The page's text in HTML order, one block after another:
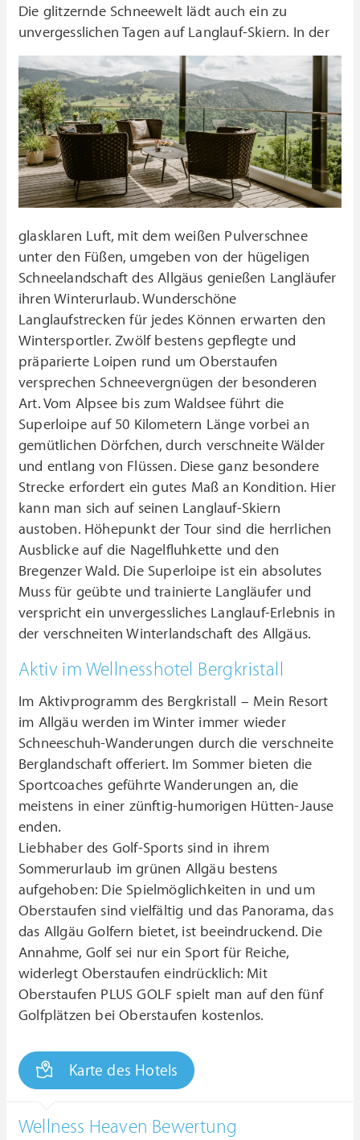
Die glitzernde Schneewelt lädt auch ein zu
unvergesslichen Tagen auf Langlauf-Skiern. In der
glasklaren Luft, mit dem weißen Pulverschnee
unter den Füßen, umgeben von der hügeligen
Schneelandschaft des Allgäus genießen Langläufer
ihren Winterurlaub. Wunderschöne
Langlaufstrecken für jedes Können erwarten den
Wintersportler. Zwölf bestens gepflegte und
präparierte Loipen rund um Oberstaufen
versprechen Schneevergnügen der besonderen
Art. Vom Alpsee bis zum Waldsee führt die
Superloipe auf 50 Kilometern Länge vorbei an
gemütlichen Dörfchen, durch verschneite Wälder
und entlang von Flüssen. Diese ganz besondere
Strecke erfordert ein gutes Maß an Kondition. Hier
kann man sich auf seinen Langlauf-Skiern
austoben. Höhepunkt der Tour sind die herrlichen
Ausblicke auf die Nagelfluhkette und den
Bregenzer Wald. Die Superloipe ist ein absolutes
Muss für geübte und trainierte Langläufer und
verspricht ein unvergessliches Langlauf-Erlebnis in
der verschneiten Winterlandschaft des Allgäus.
Aktiv im Wellnesshotel Bergkristall
Im Aktivprogramm des Bergkristall – Mein Resort
im Allgäu werden im Winter immer wieder
Schneeschuh-Wanderungen durch die verschneite
Berglandschaft offeriert. Im Sommer bieten die
Sportcoaches geführte Wanderungen an, die
meistens in einer zünftig-humorigen Hütten-Jause
enden.
Liebhaber des Golf-Sports sind in ihrem
Sommerurlaub im grünen Allgäu bestens
aufgehoben: Die Spielmöglichkeiten in und um
Oberstaufen sind vielfältig und das Panorama, das
das Allgäu Golfern bietet, ist beeindruckend. Die
Annahme, Golf sei nur ein Sport für Reiche,
widerlegt Oberstaufen eindrücklich: Mit
Oberstaufen PLUS GOLF spielt man auf den fünf
Golfplätzen bei Oberstaufen kostenlos.
Karte des Hotels
Wellness Heaven Bewertung